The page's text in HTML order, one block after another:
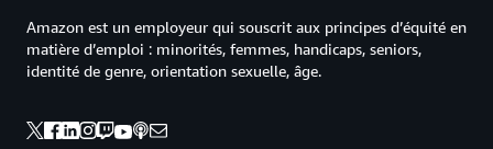
Amazon est un employeur qui souscrit aux principes d’équité en
matière d’emploi : minorités, femmes, handicaps, seniors,
identité de genre, orientation sexuelle, âge.